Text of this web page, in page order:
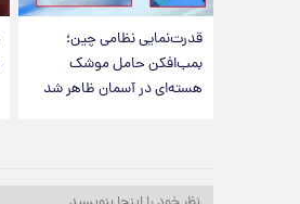
قدرت‌نمایی نظامی چین؛
بمب‌افکن حامل موشک
هسته‌ای در آسمان ظاهر شد